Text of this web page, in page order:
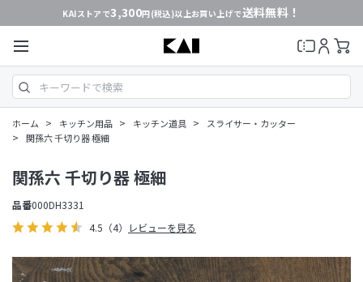
KAIストアで3,300円(税込)以上お買い上げで送料無料！
ホーム > キッチン用品 > キッチン道具 > スライサー・カッター
> 関孫六 千切り器 極細
4.5 （4） レビューを見る
関孫六 千切り器 極細
品番000DH3331